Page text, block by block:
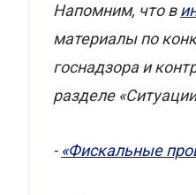
Напомним, что в
материалы по
госнадзора и
разделе
- «Фискальные